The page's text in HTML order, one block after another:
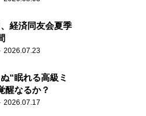
経済同友会夏季
2026.07.23
“眠れる高級ミ
醒なるか？
2026.07.17